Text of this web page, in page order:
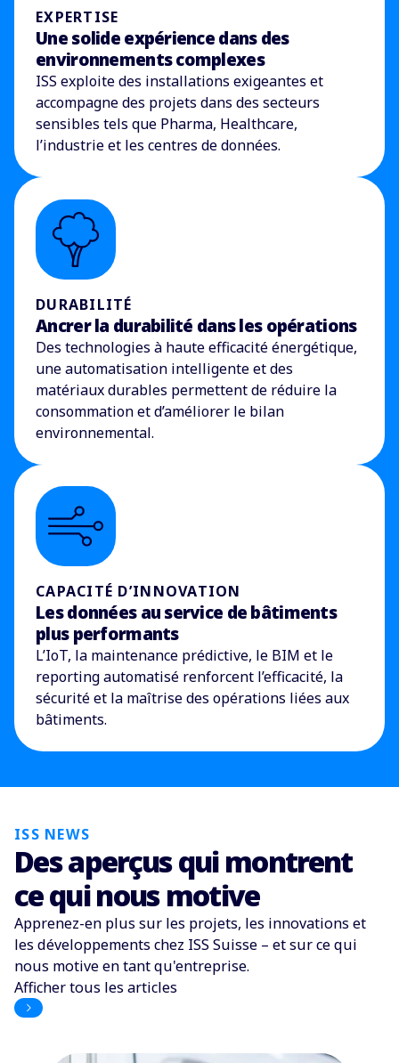
EXPERTISE
Une solide expérience dans des
environnements complexes
ISS exploite des installations exigeantes et
accompagne des projets dans des secteurs
sensibles tels que Pharma, Healthcare,
l’industrie et les centres de données.
DURABILITÉ
Ancrer la durabilité dans les opérations
Des technologies à haute efficacité énergétique,
une automatisation intelligente et des
matériaux durables permettent de réduire la
consommation et d’améliorer le bilan
environnemental.
CAPACITÉ D’INNOVATION
Les données au service de bâtiments
plus performants
L’IoT, la maintenance prédictive, le BIM et le
reporting automatisé renforcent l’efficacité, la
sécurité et la maîtrise des opérations liées aux
bâtiments.
ISS NEWS
Des aperçus qui montrent
ce qui nous motive
Apprenez-en plus sur les projets, les innovations et
les développements chez ISS Suisse – et sur ce qui
nous motive en tant qu'entreprise.
Afficher tous les articles